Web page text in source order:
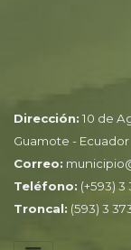
Dirección: 10 de
Guamote - Ecuador
Correo:
Teléfono: (+593) 3
Troncal: (593) 3